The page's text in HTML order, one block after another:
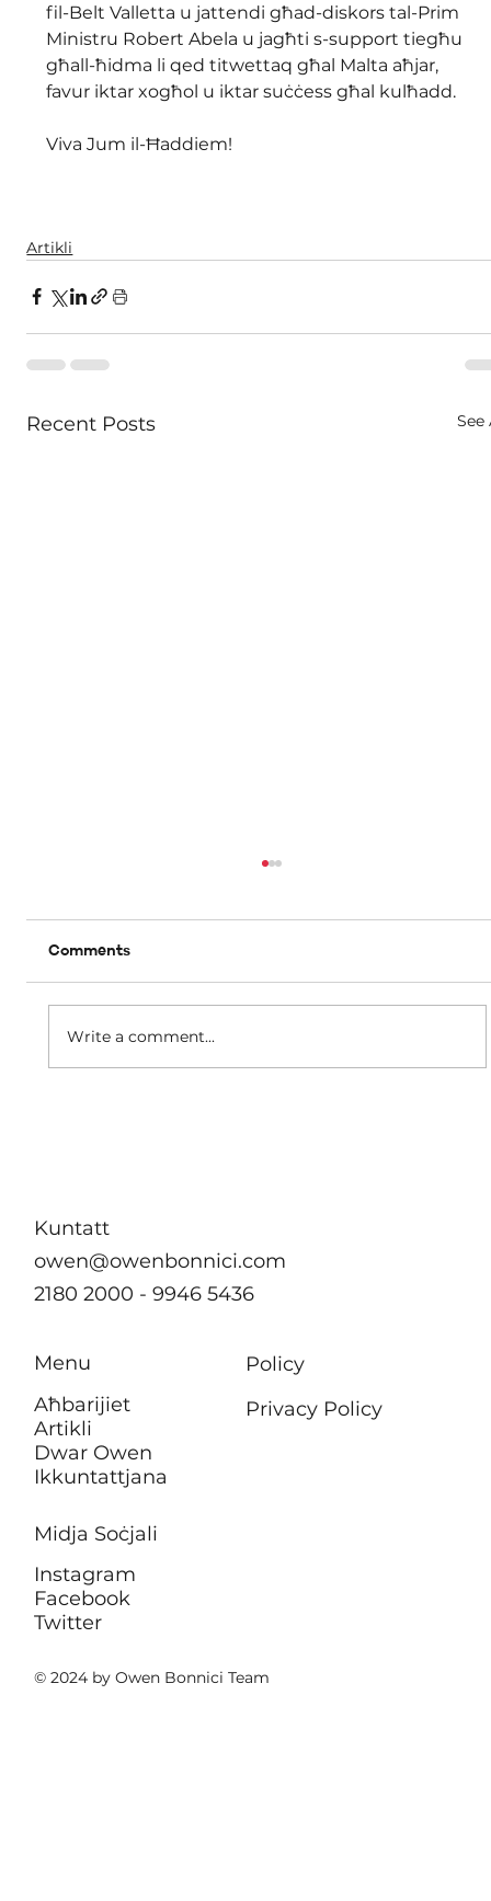
fil-Belt Valletta u jattendi għad-diskors tal-Prim
Ministru Robert Abela u jagħti s-support tiegħu
għall-ħidma li qed titwettaq għal Malta aħjar,
favur iktar xogħol u iktar suċċess għal kulħadd.
Viva Jum il-Ħaddiem!
Artikli
Recent Posts See
Comments
Write a comment...
© 2024 by Owen Bonnici Team
Kuntatt
owen@owenbonnici.com
2180 2000 - 9946 5436
Menu
Aħbarijiet
Artikli
Dwar Owen
Ikkuntattjana
Policy
Privacy Policy
Midja Soċjali
Instagram
Facebook
Twitter